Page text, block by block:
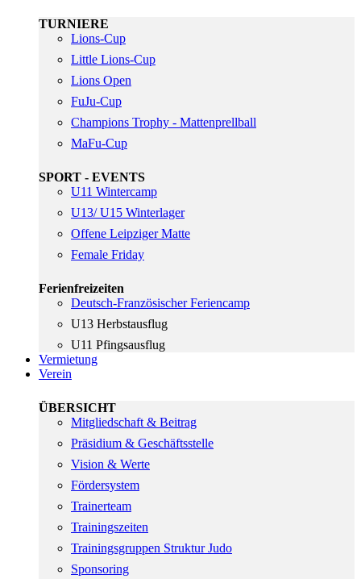
TURNIERE
Lions-Cup
Little Lions-Cup
Lions Open
FuJu-Cup
Champions Trophy - Mattenprellball
MaFu-Cup
SPORT - EVENTS
U11 Wintercamp
U13/ U15 Winterlager
Offene Leipziger Matte
Female Friday
Ferienfreizeiten
Deutsch-Französischer Feriencamp
U13 Herbstausflug
U11 Pfingsausflug
Vermietung
Verein
ÜBERSICHT
Mitgliedschaft & Beitrag
Präsidium & Geschäftsstelle
Vision & Werte
Fördersystem
Trainerteam
Trainingszeiten
Trainingsgruppen Struktur Judo
Sponsoring